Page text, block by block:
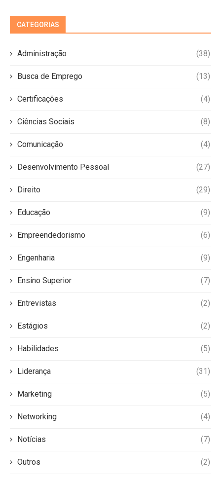
CATEGORIAS
Administração (38)
Busca de Emprego (13)
Certificações (4)
Ciências Sociais (8)
Comunicação (4)
Desenvolvimento Pessoal (27)
Direito (29)
Educação (9)
Empreendedorismo (6)
Engenharia (9)
Ensino Superior (7)
Entrevistas (2)
Estágios (2)
Habilidades (5)
Liderança (31)
Marketing (5)
Networking (4)
Notícias (7)
Outros (2)